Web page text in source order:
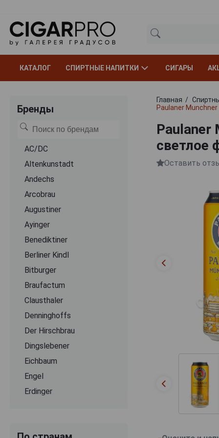
КАТАЛОГ СПИРТНЫЕ НАПИТКИ СИГАРЫ
Бренды
AC/DC
Altenkunstadt
Andechs
Arcobrau
Augustiner
Ayinger
Benediktiner
Berliner Kindl
Bitburger
Braufactum
Clausthaler
Denninghoffs
Der Hirschbrau
Dingslebener
Eichbaum
Engel
Erdinger
Главная
Paulaner
Paulaner
светлое
Оставить